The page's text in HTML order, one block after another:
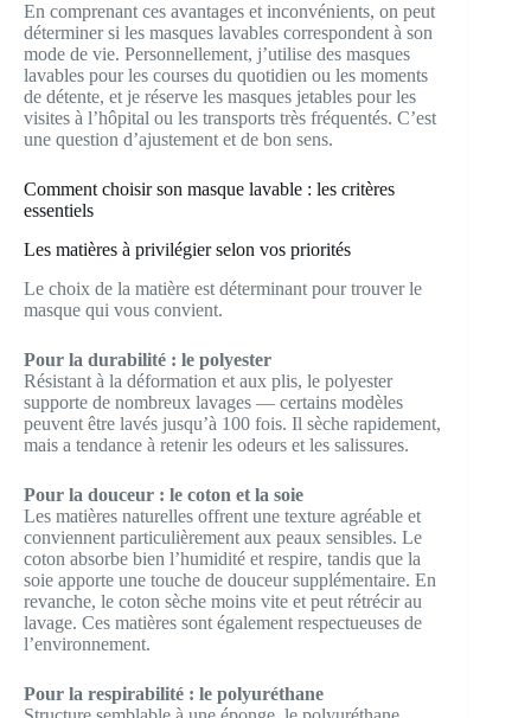
En comprenant ces avantages et inconvénients, on peut
déterminer si les masques lavables correspondent à son
mode de vie. Personnellement, j’utilise des masques
lavables pour les courses du quotidien ou les moments
de détente, et je réserve les masques jetables pour les
visites à l’hôpital ou les transports très fréquentés. C’est
une question d’ajustement et de bon sens.
Comment choisir son masque lavable : les critères
essentiels
Les matières à privilégier selon vos priorités
Le choix de la matière est déterminant pour trouver le
masque qui vous convient.
Pour la durabilité : le polyester
Résistant à la déformation et aux plis, le polyester
supporte de nombreux lavages — certains modèles
peuvent être lavés jusqu’à 100 fois. Il sèche rapidement,
mais a tendance à retenir les odeurs et les salissures.
Pour la douceur : le coton et la soie
Les matières naturelles offrent une texture agréable et
conviennent particulièrement aux peaux sensibles. Le
coton absorbe bien l’humidité et respire, tandis que la
soie apporte une touche de douceur supplémentaire. En
revanche, le coton sèche moins vite et peut rétrécir au
lavage. Ces matières sont également respectueuses de
l’environnement.
Pour la respirabilité : le polyuréthane